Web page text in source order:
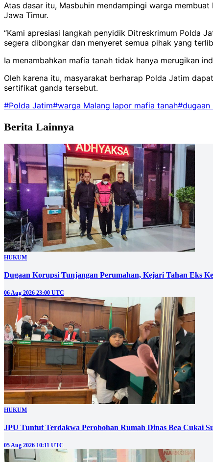
Atas dasar itu, Masbuhin mendampingi warga
Jawa Timur.
“Kami apresiasi langkah penyidik Ditreskrimum Polda
segera dibongkar dan menyeret semua pihak yang
Ia menambahkan mafia tanah tidak hanya merugikan
Oleh karena itu, masyarakat berharap Polda Jatim
sertifikat ganda tersebut.
#Polda Jatim#warga Malang lapor mafia tanah#dugaan
Berita Lainnya
HUKUM
Dugaan Korupsi Tunjangan Perumahan, Kejari Tahan Eks
06 Aug 2026 23:00 UTC
HUKUM
JPU Tuntut Terdakwa Perobohan Rumah Dinas Bea Cukai
05 Aug 2026 10:11 UTC